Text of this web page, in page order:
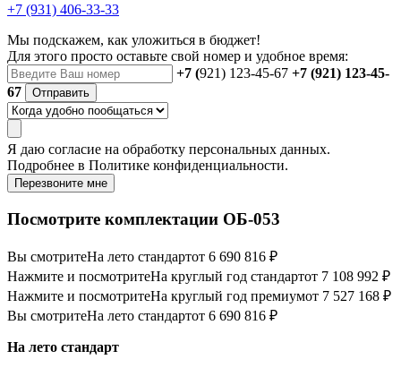
+7 (931) 406-33-33
Мы подскажем, как уложиться в бюджет!
Для этого просто оставьте свой номер и удобное время:
+7 (921) 123-45-67 +7 (921) 123-45-
67
Отправить
Я даю согласие на обработку персональных данных.
Подробнее в Политике конфиденциальности.
Перезвоните мне
Посмотрите комплектации ОБ-053
Вы смотритеНа лето стандартот 6 690 816 ₽
Нажмите и посмотритеНа круглый год стандартот 7 108 992 ₽
Нажмите и посмотритеНа круглый год премиумот 7 527 168 ₽
Вы смотритеНа лето стандартот 6 690 816 ₽
На лето стандарт